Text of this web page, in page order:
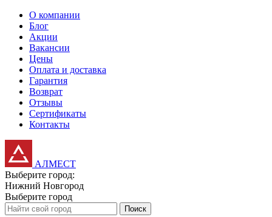
О компании
Блог
Акции
Вакансии
Цены
Оплата и доставка
Гарантия
Возврат
Отзывы
Сертификаты
Контакты
АЛМЕСТ
Выберите город:
Нижний Новгород
Выберите город
Поиск